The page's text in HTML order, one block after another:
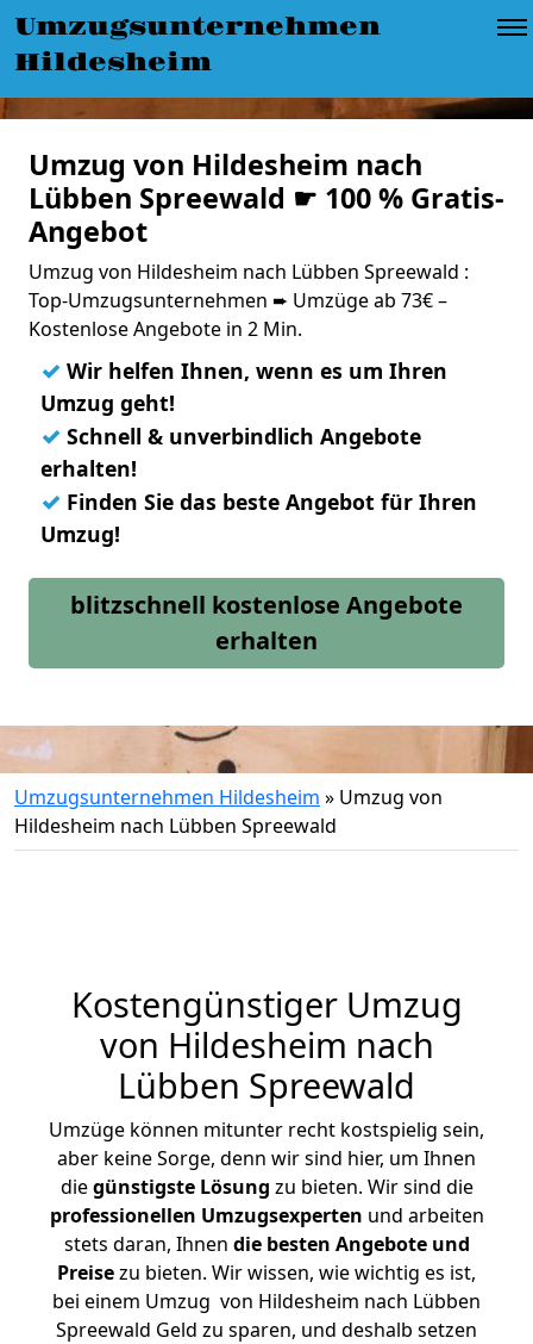
Umzugsunternehmen
Hildesheim
Umzug von Hildesheim nach
Lübben Spreewald ☛ 100 % Gratis-
Angebot
Umzug von Hildesheim nach Lübben Spreewald :
Top-Umzugsunternehmen ➨ Umzüge ab 73€ –
Kostenlose Angebote in 2 Min.
✓ Wir helfen Ihnen, wenn es um Ihren
Umzug geht!
✓ Schnell & unverbindlich Angebote
erhalten!
✓ Finden Sie das beste Angebot für Ihren
Umzug!
blitzschnell kostenlose Angebote
erhalten
Umzugsunternehmen Hildesheim » Umzug von
Hildesheim nach Lübben Spreewald
Kostengünstiger Umzug
von Hildesheim nach
Lübben Spreewald
Umzüge können mitunter recht kostspielig sein,
aber keine Sorge, denn wir sind hier, um Ihnen
diegünstigste Lösung zu bieten. Wir sind die
professionellen Umzugsexperten und arbeiten
stets daran, Ihnen die besten Angebote und
Preisezu bieten. Wir wissen, wie wichtig es ist,
bei einem Umzug von Hildesheim nach Lübben
Spreewald Geld zu sparen, und deshalb setzen